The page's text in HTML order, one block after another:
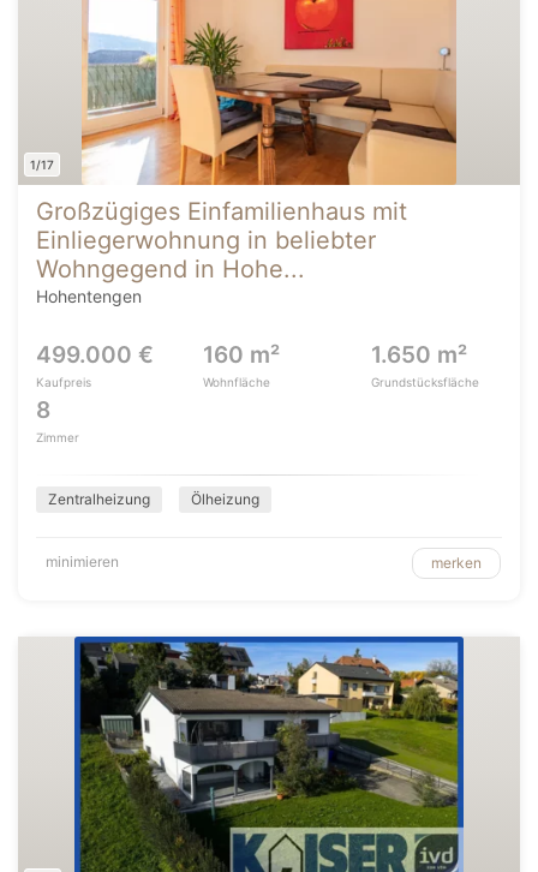
1/17
Großzügiges Einfamilienhaus mit
Einliegerwohnung in beliebter
Wohngegend in Hohe...
Hohentengen
499.000 €
Kaufpreis
160 m²
Wohnfläche
1.650 m²
Grundstücksfläche
8
Zimmer
Zentralheizung Ölheizung
minimieren merken